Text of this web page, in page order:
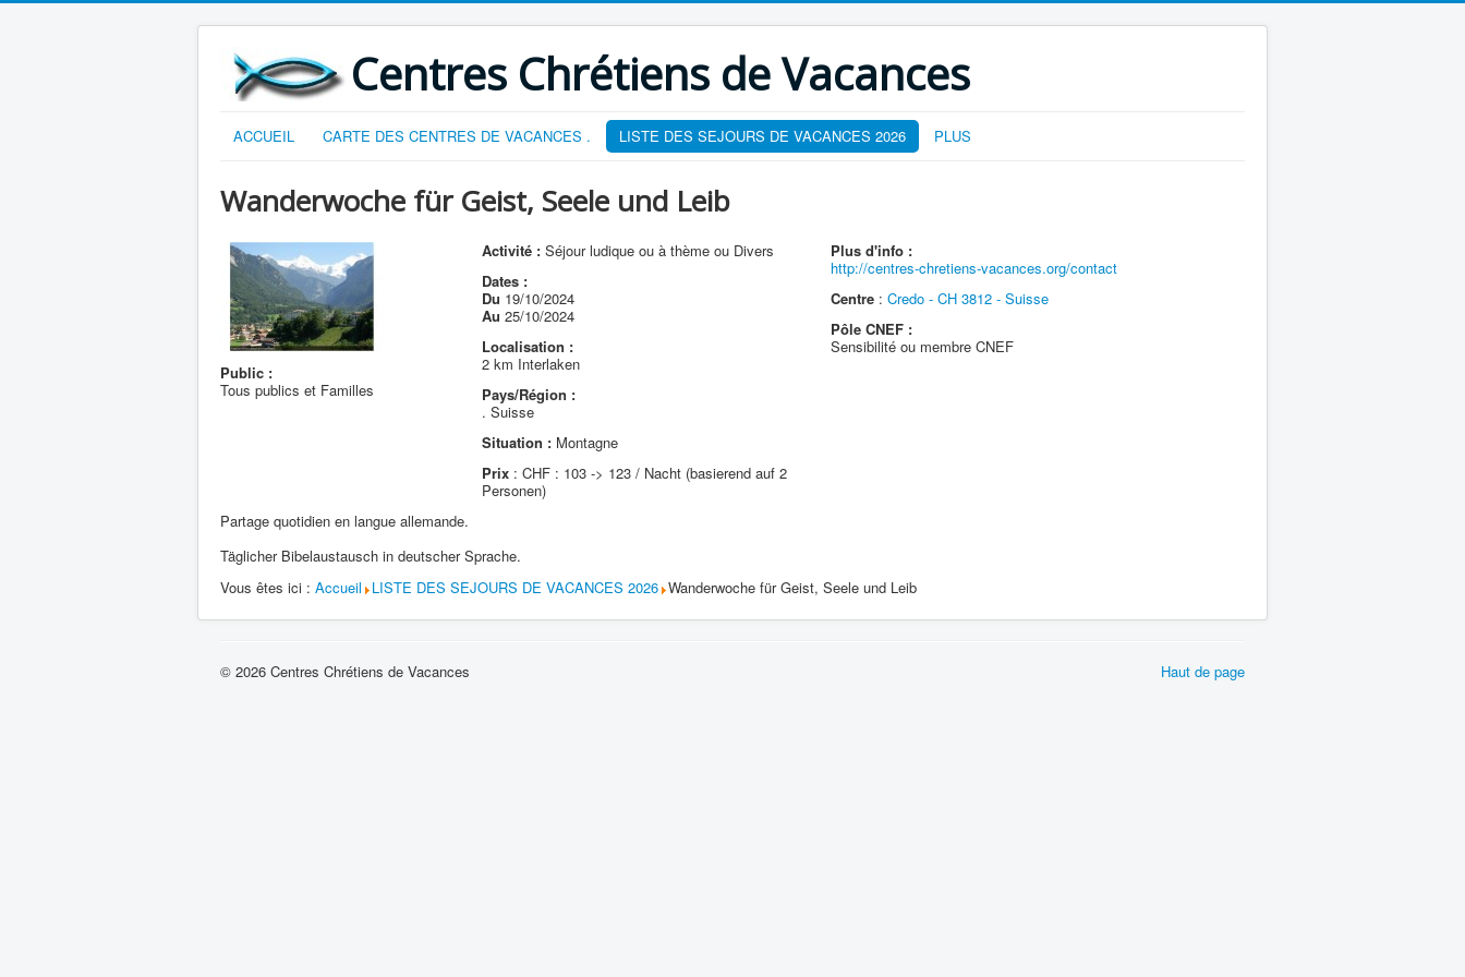
Centres Chrétiens de Vacances
ACCUEIL CARTE DES CENTRES DE VACANCES . LISTE DES SEJOURS DE VACANCES 2026 PLUS
Wanderwoche für Geist, Seele und Leib
Public :
Tous publics et Familles
Activité : Séjour ludique ou à thème ou Divers
Dates :
Du 19/10/2024
Au 25/10/2024
Localisation :
2 km Interlaken
Pays/Région :
. Suisse
Situation : Montagne
Prix : CHF : 103 -> 123 / Nacht (basierend auf 2
Personen)
Plus d'info :
http://centres-chretiens-vacances.org/contact
Centre : Credo - CH 3812 - Suisse
Pôle CNEF :
Sensibilité ou membre CNEF
Partage quotidien en langue allemande.
Täglicher Bibelaustausch in deutscher Sprache.
Vous êtes ici : Accueil LISTE DES SEJOURS DE VACANCES 2026 Wanderwoche für Geist, Seele und Leib
Haut de page
© 2026 Centres Chrétiens de Vacances